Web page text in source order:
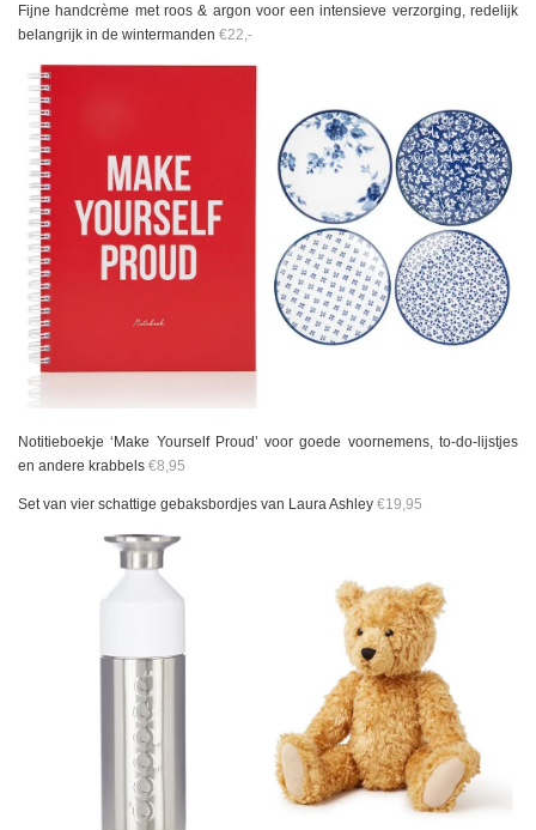
Fijne handcrème met roos & argon voor een intensieve verzorging, redelijk
belangrijk in de wintermanden €22,-
Notitieboekje ‘Make Yourself Proud’ voor goede voornemens, to-do-lijstjes
en andere krabbels €8,95
Set van vier schattige gebaksbordjes van Laura Ashley €19,95